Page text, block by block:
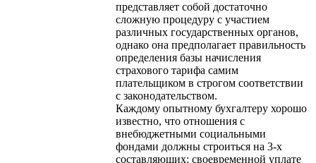
представляет собой достаточно
сложную процедуру с участием
различных государственных органов,
однако она предполагает правильность
определения базы начисления
страхового тарифа самим
плательщиком в строгом соответствии
с законодательством.
Каждому опытному бухгалтеру хорошо
известно, что отношения с
внебюджетными социальными
фондами должны строиться на 3-х
составляющих: своевременной уплате